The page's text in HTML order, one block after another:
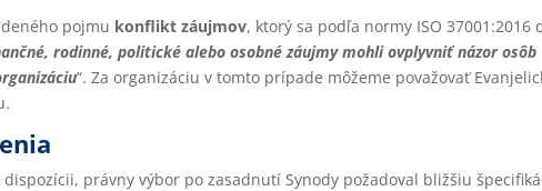
pojmu konflikt záujmov, ktorý sa podľa normy ISO 37001:2016
rodinné, politické alebo osobné záujmy mohli ovplyvniť názor osôb
“. Za organizáciu v tomto prípade môžeme považovať
právny výbor po zasadnutí Synody požadoval bližšiu